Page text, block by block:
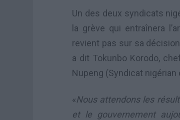
Un des deux syndicats
la grève qui entraînera
revient pas sur sa
a dit Tokunbo Korodo,
Nupeng (Syndicat
«Nous attendons les
et le gouvernement